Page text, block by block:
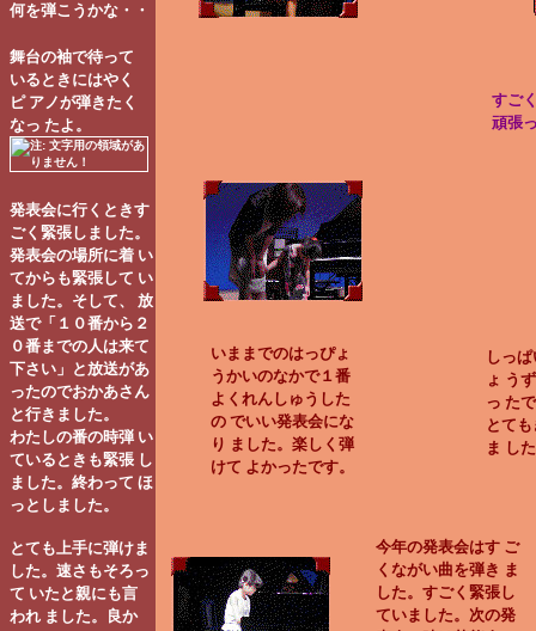
何を弾こうかな・・
舞台の袖で待って
いるときにはやく
ピ アノが弾きたく
なっ たよ。
すご
頑張
発表会に行くときす
ごく緊張しました。
発表会の場所に着 い
てからも緊張して い
ました。そして、 放
送で「１０番から２
０番までの人は来て
下さい」と放送があ
ったのでおかあさん
と行きました。
わたしの番の時弾 い
ているときも緊張 し
ました。終わって ほ
っとしました。
いままでのはっぴょ
うかいのなかで１番
よくれんしゅうした
の でいい発表会にな
り ました。楽しく弾
けて よかったです。
しっ
ょ う
っ た
とて
ま し
今年の発表会はす ご
くながい曲を弾き ま
した。すごく緊張し
ていました。次の発
とても上手に弾けま
した。速さもそろっ
て いたと親にも言
われ ました。良か